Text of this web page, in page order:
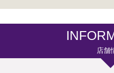
店舗